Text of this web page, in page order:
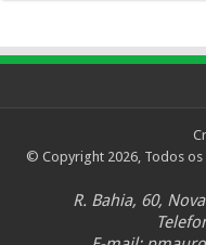
© Copyright 2026, Todos os
R. Bahia, 60,